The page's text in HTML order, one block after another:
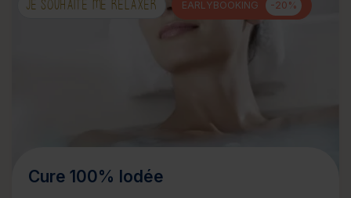
JE SOUHAITE ME RELAXER EARLYBOOKING -20%
Cure 100% Iodée